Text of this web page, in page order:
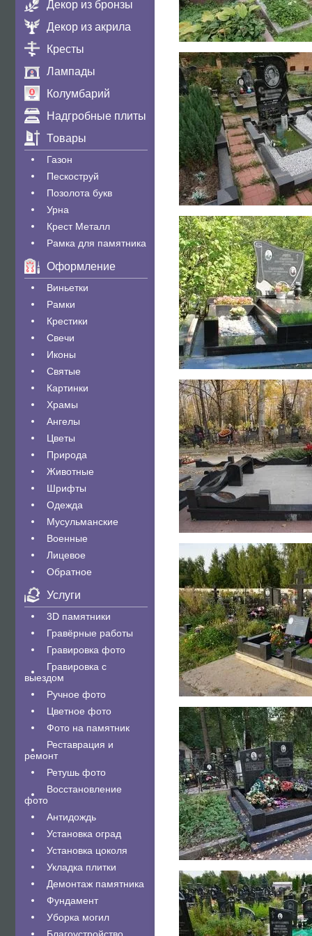
Декор из бронзы
Декор из акрила
Кресты
Лампады
Колумбарий
Надгробные плиты
Товары
Газон
Пескоструй
Позолота букв
Урна
Крест Металл
Рамка для памятника
Оформление
Виньетки
Рамки
Крестики
Свечи
Иконы
Святые
Картинки
Храмы
Ангелы
Цветы
Природа
Животные
Шрифты
Одежда
Мусульманские
Военные
Лицевое
Обратное
Услуги
3D памятники
Гравëрные работы
Гравировка фото
Гравировка с
выездом
Ручное фото
Цветное фото
Фото на памятник
Реставрация и
ремонт
Ретушь фото
Восстановление
фото
Антидождь
Установка оград
Установка цоколя
Укладка плитки
Демонтаж памятника
Фундамент
Уборка могил